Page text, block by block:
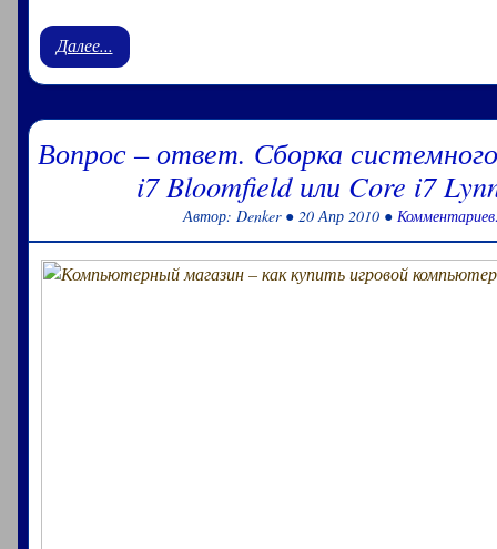
Далее...
Вопрос – ответ. Сборка
i7 Bloomfield или Core i7
Автор: Denker ● 20 Апр 2010 ●